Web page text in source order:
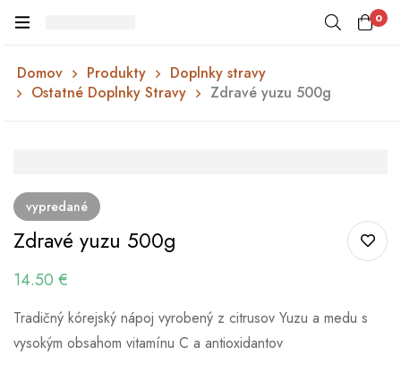
0
Domov Produkty
Doplnky stravy
Ostatné Doplnky Stravy
Zdravé yuzu 500g
vypredané
Zdravé yuzu 500g
14.50 €
Tradičný kórejský nápoj vyrobený z citrusov Yuzu a medu s
vysokým obsahom vitamínu C a antioxidantov